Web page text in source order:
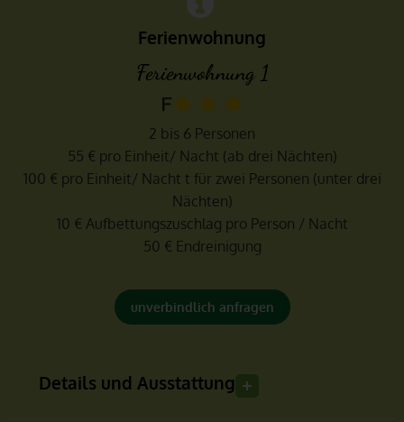
Ferienwohnung
Ferienwohnung 1
2 bis 6 Personen
55 € pro Einheit/ Nacht (ab drei Nächten)
100 € pro Einheit/ Nacht t für zwei Personen (unter drei
Nächten)
10 € Aufbettungszuschlag pro Person / Nacht
50 € Endreinigung
unverbindlich anfragen
Details und Ausstattung